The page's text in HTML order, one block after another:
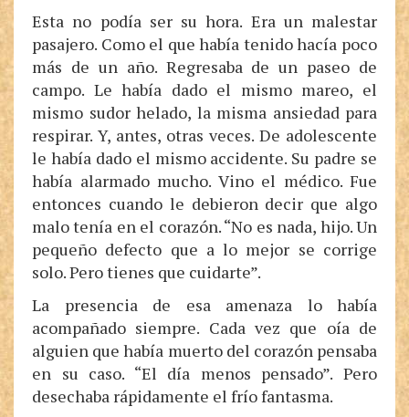
Esta no podía ser su hora. Era un malestar
pasajero. Como el que había tenido hacía poco
más de un año. Regresaba de un paseo de
campo. Le había dado el mismo mareo, el
mismo sudor helado, la misma ansiedad para
respirar. Y, antes, otras veces. De adolescente
le había dado el mismo accidente. Su padre se
había alarmado mucho. Vino el médico. Fue
entonces cuando le debieron decir que algo
malo tenía en el corazón. “No es nada, hijo. Un
pequeño defecto que a lo mejor se corrige
solo. Pero tienes que cuidarte”.
La presencia de esa amenaza lo había
acompañado siempre. Cada vez que oía de
alguien que había muerto del corazón pensaba
en su caso. “El día menos pensado”. Pero
desechaba rápidamente el frío fantasma.